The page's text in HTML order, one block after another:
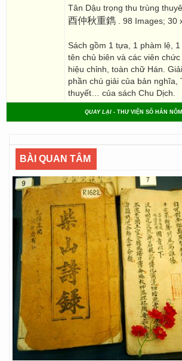
Tân Dậu trọng thu trùng
酉仲秋重鐫 . 98 Images; 30
Sách gồm 1 tựa, 1 phàm lệ,
tên chủ biên và các viên chức
hiệu chỉnh, toàn chữ Hán.
phần chú giải của bản nghĩa,
thuyết… của sách Chu Dịch.
QUAY LẠI - THƯ VIỆN SỐ HÁN NÔM
BÀI QUAN TÂM